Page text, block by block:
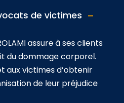
de victimes
assure à ses clients
du dommage corporel.
aux victimes d’obtenir
de leur préjudice